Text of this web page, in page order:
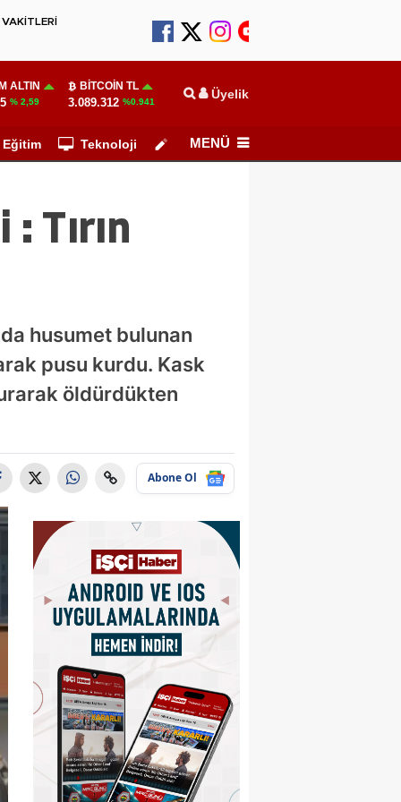
ALTIN
% 2,59
BITCOIN TL
3.089.312 %0.941 Üyelik
Eğitim Teknoloji Köşe Yazarları
MENÜ
Tırın
husumet bulunan
pusu kurdu. Kask
öldürdükten
Abone Ol